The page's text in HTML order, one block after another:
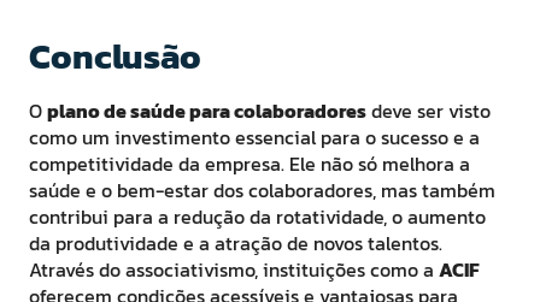
Conclusão
Oplano de saúde para colaboradoresdeve ser visto
como um investimento essencial para o sucesso e a
competitividade da empresa. Ele não só melhora a
saúde e o bem-estar dos colaboradores, mas também
contribui para a redução da rotatividade, o aumento
da produtividade e a atração de novos talentos.
Através do associativismo, instituições como a ACIF
oferecem condições acessíveis e vantajosas para